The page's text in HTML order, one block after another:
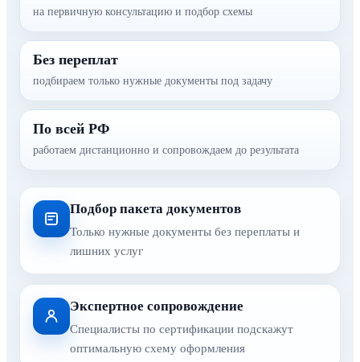
на первичную консультацию и подбор схемы
Без переплат
подбираем только нужные документы под задачу
По всей РФ
работаем дистанционно и сопровождаем до результата
Подбор пакета документов
Только нужные документы без переплаты и
лишних услуг
Экспертное сопровождение
Специалисты по сертификации подскажут
оптимальную схему оформления